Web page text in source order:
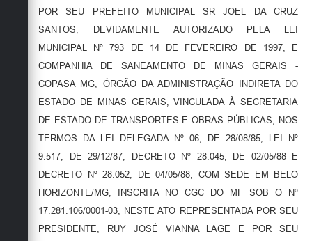
POR SEU PREFEITO MUNICIPAL SR JOEL DA CRUZ
SANTOS, DEVIDAMENTE AUTORIZADO PELA LEI
MUNICIPAL Nº 793 DE 14 DE FEVEREIRO DE 1997, E
COMPANHIA DE SANEAMENTO DE MINAS GERAIS -
COPASA MG, ÓRGÃO DA ADMINISTRAÇÃO INDIRETA DO
ESTADO DE MINAS GERAIS, VINCULADA À SECRETARIA
DE ESTADO DE TRANSPORTES E OBRAS PÚBLICAS, NOS
TERMOS DA LEI DELEGADA Nº 06, DE 28/08/85, LEI Nº
9.517, DE 29/12/87, DECRETO Nº 28.045, DE 02/05/88 E
DECRETO Nº 28.052, DE 04/05/88, COM SEDE EM BELO
HORIZONTE/MG, INSCRITA NO CGC DO MF SOB O Nº
17.281.106/0001-03, NESTE ATO REPRESENTADA POR SEU
PRESIDENTE, RUY JOSÉ VIANNA LAGE E POR SEU